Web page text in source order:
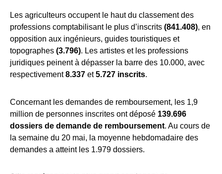
Les agriculteurs occupent le haut du classement des
professions comptabilisant le plus d’inscrits (841.408), en
opposition aux ingénieurs, guides touristiques et
topographes (3.796). Les artistes et les professions
juridiques peinent à dépasser la barre des 10.000, avec
respectivement8.337 et5.727 inscrits.
Concernant les demandes de remboursement, les 1,9
million de personnes inscrites ont déposé 139.696
dossiers de demande de remboursement. Au cours de
la semaine du 20 mai, la moyenne hebdomadaire des
demandes a atteint les 1.979 dossiers.